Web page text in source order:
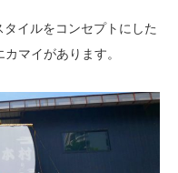
イルをコンセプトにした
マイがあります。